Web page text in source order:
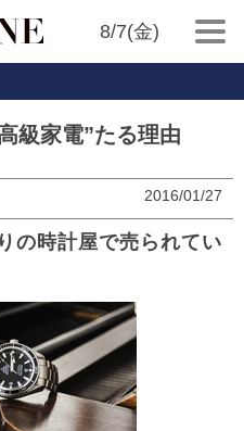
8/7(金)
級家電”たる理由
2016/01/27
の時計屋で売られてい